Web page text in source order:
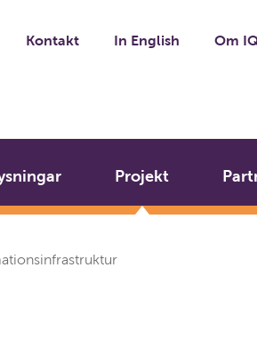
Kontakt In English Om
Projekt